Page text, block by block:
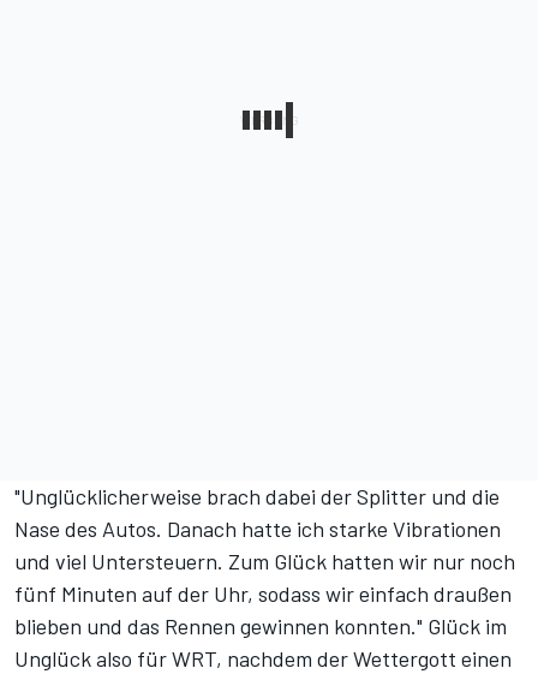
"Unglücklicherweise brach dabei der Splitter und die
Nase des Autos. Danach hatte ich starke Vibrationen
und viel Untersteuern. Zum Glück hatten wir nur noch
fünf Minuten auf der Uhr, sodass wir einfach draußen
blieben und das Rennen gewinnen konnten." Glück im
Unglück also für WRT, nachdem der Wettergott einen